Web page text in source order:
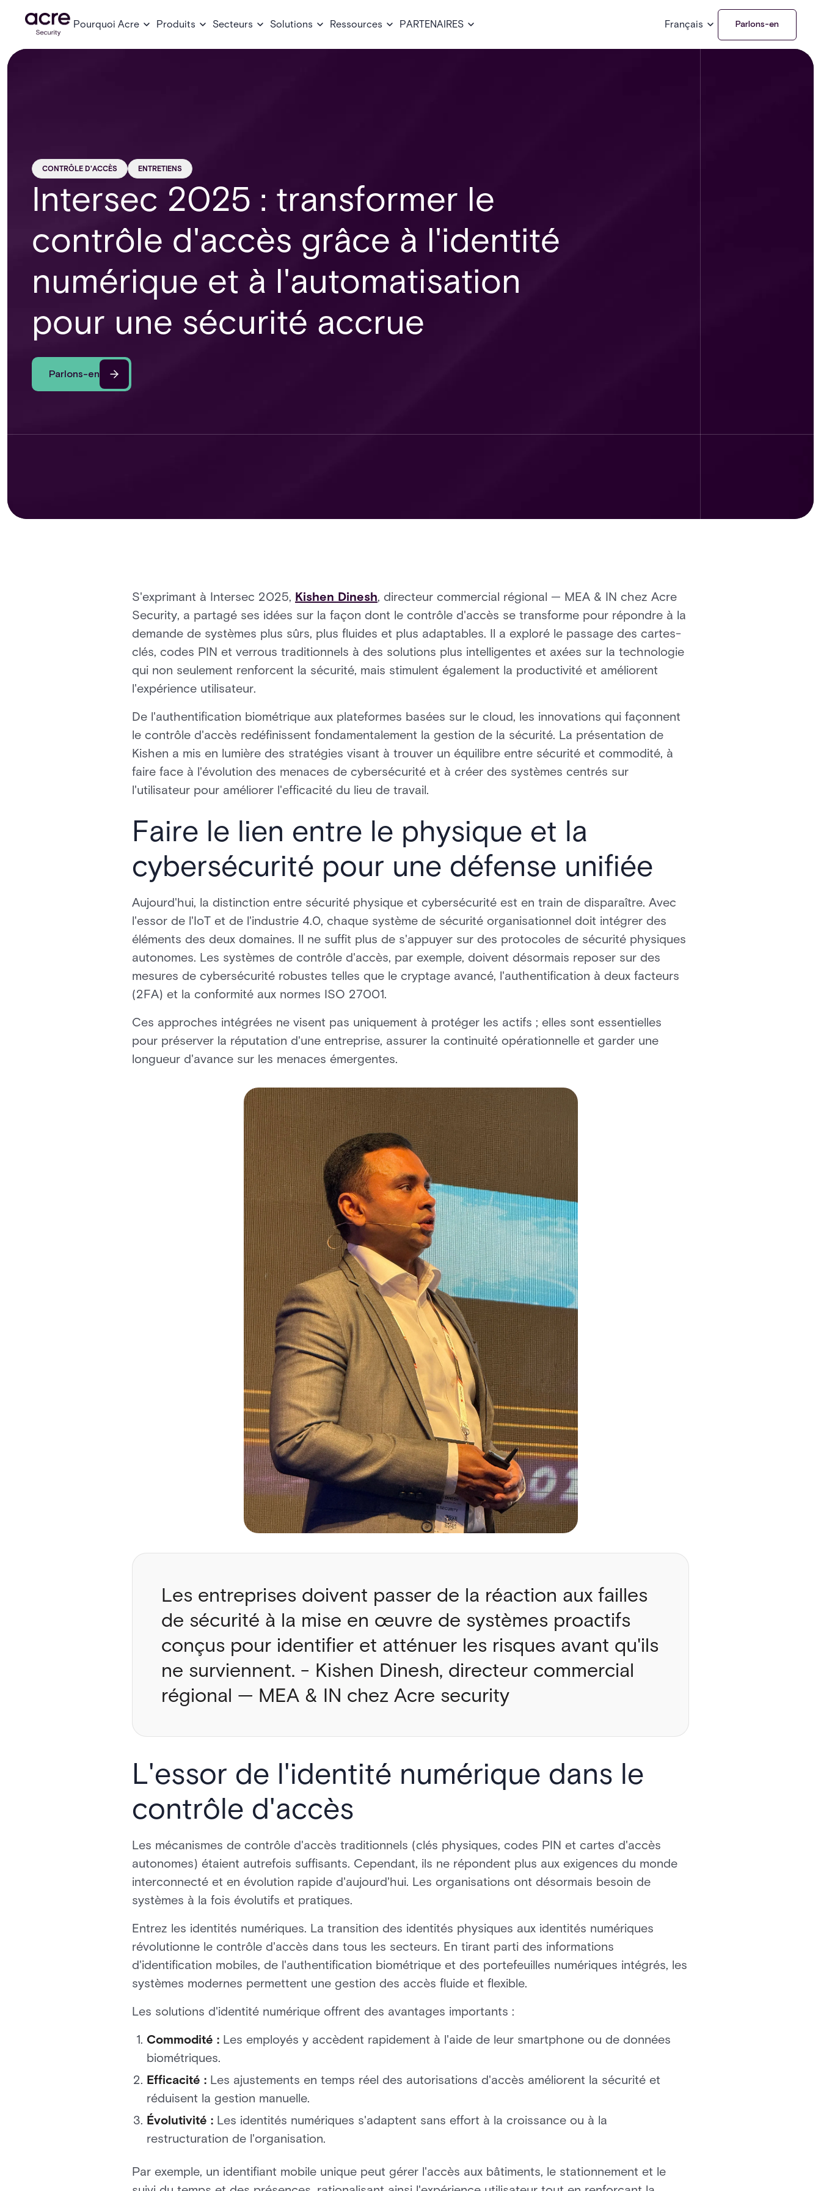
Pourquoi Acre Produits Secteurs Solutions Ressources PARTENAIRES Français Parlons-en
CONTRÔLE D'ACCÈS ENTRETIENS
Intersec 2025 : transformer le
contrôle d'accès grâce à l'identité
numérique et à l'automatisation
pour une sécurité accrue
Parlons-en
S'exprimant à Intersec 2025, Kishen Dinesh, directeur commercial régional — MEA & IN chez Acre
Security, a partagé ses idées sur la façon dont le contrôle d'accès se transforme pour répondre à la
demande de systèmes plus sûrs, plus fluides et plus adaptables. Il a exploré le passage des cartes-
clés, codes PIN et verrous traditionnels à des solutions plus intelligentes et axées sur la technologie
qui non seulement renforcent la sécurité, mais stimulent également la productivité et améliorent
l'expérience utilisateur.
De l'authentification biométrique aux plateformes basées sur le cloud, les innovations qui façonnent
le contrôle d'accès redéfinissent fondamentalement la gestion de la sécurité. La présentation de
Kishen a mis en lumière des stratégies visant à trouver un équilibre entre sécurité et commodité, à
faire face à l'évolution des menaces de cybersécurité et à créer des systèmes centrés sur
l'utilisateur pour améliorer l'efficacité du lieu de travail.
Faire le lien entre le physique et la
cybersécurité pour une défense unifiée
Aujourd'hui, la distinction entre sécurité physique et cybersécurité est en train de disparaître. Avec
l'essor de l'IoT et de l'industrie 4.0, chaque système de sécurité organisationnel doit intégrer des
éléments des deux domaines. Il ne suffit plus de s'appuyer sur des protocoles de sécurité physiques
autonomes. Les systèmes de contrôle d'accès, par exemple, doivent désormais reposer sur des
mesures de cybersécurité robustes telles que le cryptage avancé, l'authentification à deux facteurs
(2FA) et la conformité aux normes ISO 27001.
Ces approches intégrées ne visent pas uniquement à protéger les actifs ; elles sont essentielles
pour préserver la réputation d'une entreprise, assurer la continuité opérationnelle et garder une
longueur d'avance sur les menaces émergentes.
Les entreprises doivent passer de la réaction aux failles
de sécurité à la mise en œuvre de systèmes proactifs
conçus pour identifier et atténuer les risques avant qu'ils
ne surviennent. - Kishen Dinesh, directeur commercial
régional — MEA & IN chez Acre security
L'essor de l'identité numérique dans le
contrôle d'accès
Les mécanismes de contrôle d'accès traditionnels (clés physiques, codes PIN et cartes d'accès
autonomes) étaient autrefois suffisants. Cependant, ils ne répondent plus aux exigences du monde
interconnecté et en évolution rapide d'aujourd'hui. Les organisations ont désormais besoin de
systèmes à la fois évolutifs et pratiques.
Entrez les identités numériques. La transition des identités physiques aux identités numériques
révolutionne le contrôle d'accès dans tous les secteurs. En tirant parti des informations
d'identification mobiles, de l'authentification biométrique et des portefeuilles numériques intégrés, les
systèmes modernes permettent une gestion des accès fluide et flexible.
Les solutions d'identité numérique offrent des avantages importants :
Commodité : Les employés y accèdent rapidement à l'aide de leur smartphone ou de données
biométriques.
Efficacité : Les ajustements en temps réel des autorisations d'accès améliorent la sécurité et
réduisent la gestion manuelle.
Évolutivité : Les identités numériques s'adaptent sans effort à la croissance ou à la
restructuration de l'organisation.
Par exemple, un identifiant mobile unique peut gérer l'accès aux bâtiments, le stationnement et le